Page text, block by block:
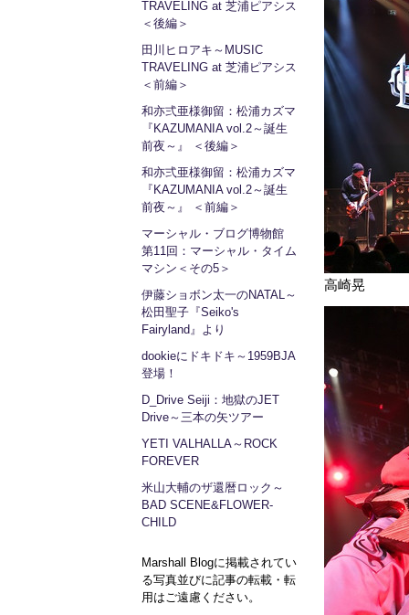
TRAVELING at 芝浦ピアシス
＜後編＞
田川ヒロアキ～MUSIC
TRAVELING at 芝浦ピアシス
＜前編＞
和亦弍亜様御留：松浦カズマ
『KAZUMANIA vol.2～誕生
前夜～』 ＜後編＞
和亦弍亜様御留：松浦カズマ
『KAZUMANIA vol.2～誕生
前夜～』 ＜前編＞
マーシャル・ブログ博物館
第11回：マーシャル・タイム
マシン＜その5＞
伊藤ショボン太一のNATAL～
松田聖子『Seiko's
Fairyland』より
dookieにドキドキ～1959BJA
登場！
D_Drive Seiji：地獄のJET
Drive～三本の矢ツアー
YETI VALHALLA～ROCK
FOREVER
米山大輔のザ還暦ロック～
BAD SCENE&FLOWER-
CHILD
Marshall Blogに掲載されてい
る写真並びに記事の転載・転
用はご遠慮ください。
高崎晃